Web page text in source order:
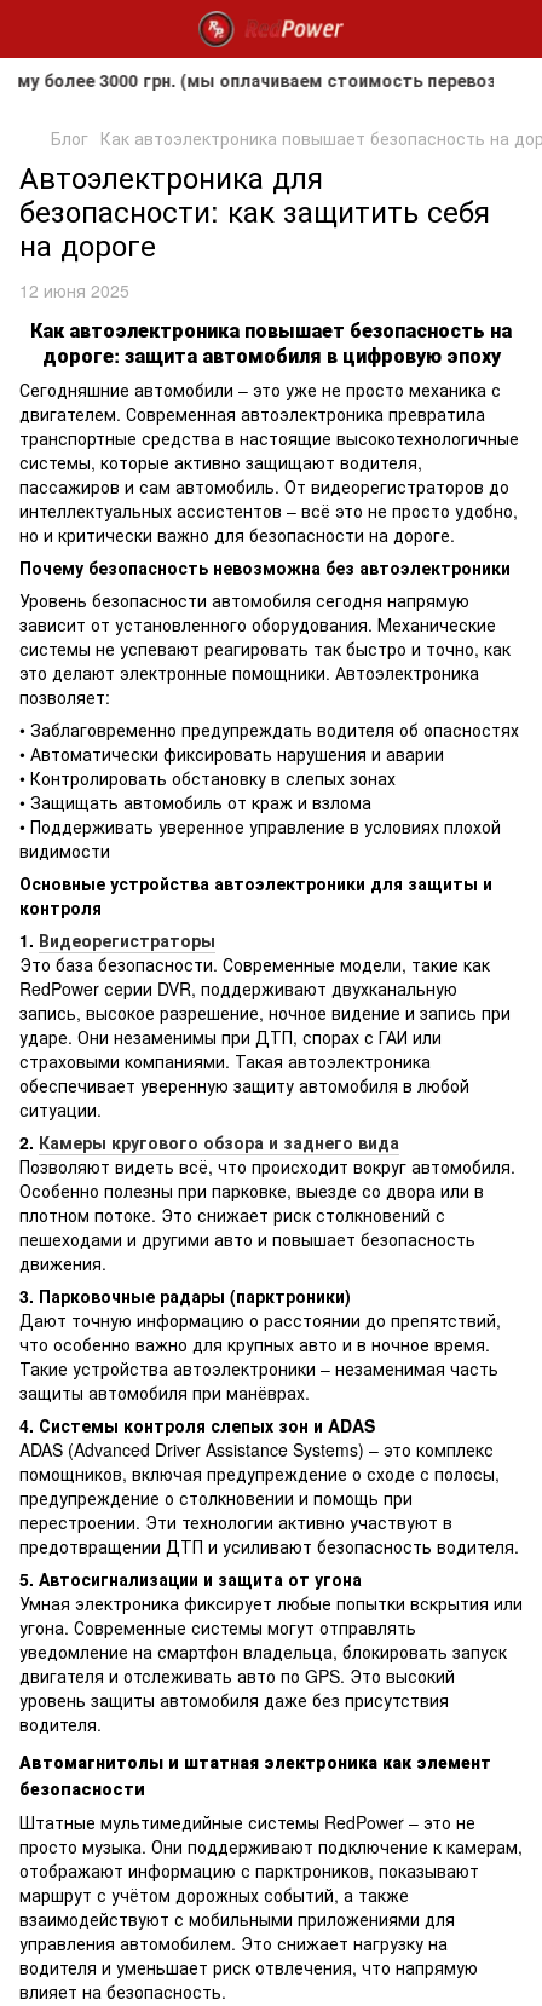
3000 грн. (мы оплачиваем стоимость перевозки до
Блог Как автоэлектроника повышает безопасность на
Автоэлектроника для
безопасности: как защитить себя
на дороге
12 июня 2025
Как автоэлектроника повышает безопасность на
дороге: защита автомобиля в цифровую эпоху
Сегодняшние автомобили – это уже не просто механика с
двигателем. Современная автоэлектроника превратила
транспортные средства в настоящие высокотехнологичные
системы, которые активно защищают водителя,
пассажиров и сам автомобиль. От видеорегистраторов до
интеллектуальных ассистентов – всё это не просто удобно,
но и критически важно для безопасности на дороге.
Почему безопасность невозможна без автоэлектроники
Уровень безопасности автомобиля сегодня напрямую
зависит от установленного оборудования. Механические
системы не успевают реагировать так быстро и точно, как
это делают электронные помощники. Автоэлектроника
позволяет:
• Заблаговременно предупреждать водителя об опасностях
• Автоматически фиксировать нарушения и аварии
• Контролировать обстановку в слепых зонах
• Защищать автомобиль от краж и взлома
• Поддерживать уверенное управление в условиях плохой
видимости
Основные устройства автоэлектроники для защиты и
контроля
1. Видеорегистраторы
Это база безопасности. Современные модели, такие как
RedPower серии DVR, поддерживают двухканальную
запись, высокое разрешение, ночное видение и запись при
ударе. Они незаменимы при ДТП, спорах с ГАИ или
страховыми компаниями. Такая автоэлектроника
обеспечивает уверенную защиту автомобиля в любой
ситуации.
2. Камеры кругового обзора и заднего вида
Позволяют видеть всё, что происходит вокруг автомобиля.
Особенно полезны при парковке, выезде со двора или в
плотном потоке. Это снижает риск столкновений с
пешеходами и другими авто и повышает безопасность
движения.
3. Парковочные радары (парктроники)
Дают точную информацию о расстоянии до препятствий,
что особенно важно для крупных авто и в ночное время.
Такие устройства автоэлектроники – незаменимая часть
защиты автомобиля при манёврах.
4. Системы контроля слепых зон и ADAS
ADAS (Advanced Driver Assistance Systems) – это комплекс
помощников, включая предупреждение о сходе с полосы,
предупреждение о столкновении и помощь при
перестроении. Эти технологии активно участвуют в
предотвращении ДТП и усиливают безопасность водителя.
5. Автосигнализации и защита от угона
Умная электроника фиксирует любые попытки вскрытия или
угона. Современные системы могут отправлять
уведомление на смартфон владельца, блокировать запуск
двигателя и отслеживать авто по GPS. Это высокий
уровень защиты автомобиля даже без присутствия
водителя.
Автомагнитолы и штатная электроника как элемент
безопасности
Штатные мультимедийные системы RedPower – это не
просто музыка. Они поддерживают подключение к камерам,
отображают информацию с парктроников, показывают
маршрут с учётом дорожных событий, а также
взаимодействуют с мобильными приложениями для
управления автомобилем. Это снижает нагрузку на
водителя и уменьшает риск отвлечения, что напрямую
влияет на безопасность.